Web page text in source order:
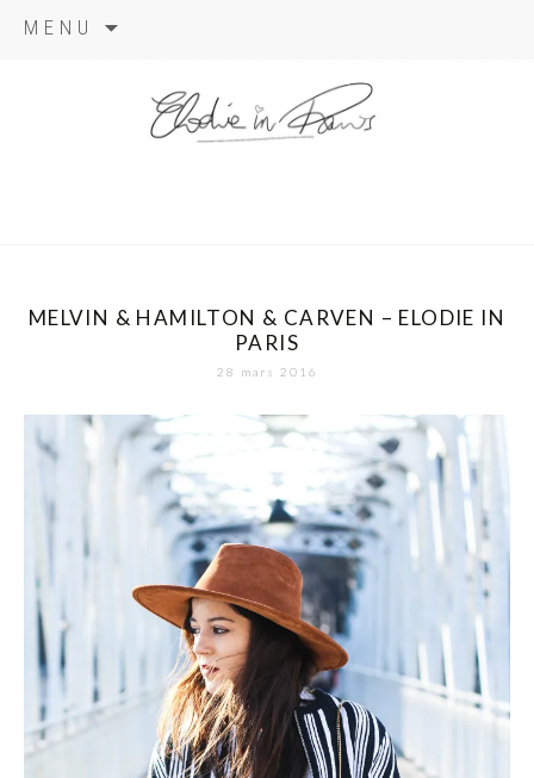
MENU
MELVIN & HAMILTON & CARVEN – ELODIE IN
PARIS
28 mars 2016